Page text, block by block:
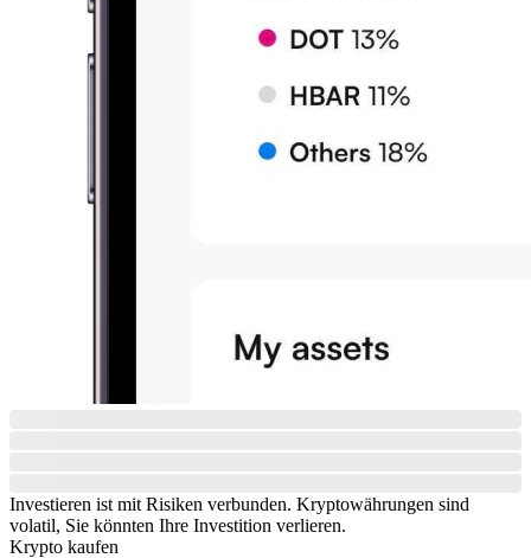
Investieren ist mit Risiken verbunden. Kryptowährungen sind
volatil, Sie könnten Ihre Investition verlieren.
Krypto kaufen